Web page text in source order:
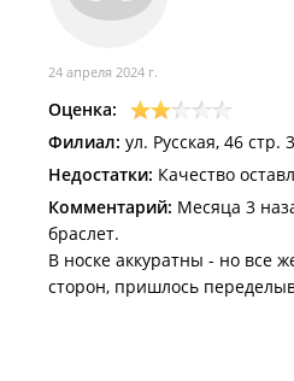
отбираемая на стадии
Передача такой продукции
допускается из-за наличия
Золотой Феникс, по моему
пособником, в сбыте
Дата посещения:20/05/2024
24 апреля 2024 г.
Оценка:
Филиал: ул. Русская, 46 стр. 3
Недостатки: Качество
Комментарий: Месяца 3
браслет.
В носке аккуратны - но все
сторон, пришлось